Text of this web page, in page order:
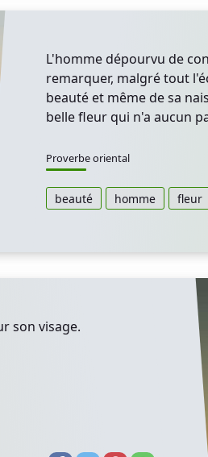
L'homme dépourvu de
remarquer, malgré tout
beauté et même de sa
belle fleur qui n'a aucun
Proverbe oriental
beauté homme fleur
son visage.